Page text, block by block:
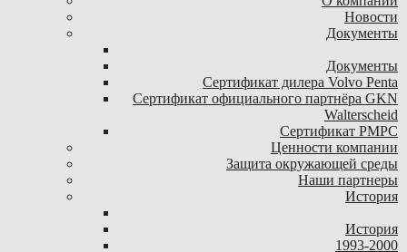
Новости
Документы
Документы
Сертификат дилера Volvo Penta
Сертификат официального партнёра GKN
Walterscheid
Сертификат РМРС
Ценности компании
Защита окружающей среды
Наши партнеры
История
История
1993-2000